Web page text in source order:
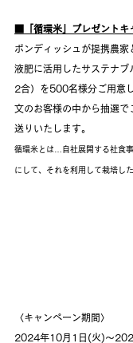
■「循環米」プレゼントキ
ボンディッシュが提携農家
液肥に活用したサステナブ
2合）を500名様分ご用意
文のお客様の中から抽選で
送りいたします。
循環米とは…自社展開する社食
にして、それを利用して栽培し
〈キャンペーン期間〉
2024年10月1日(火)～